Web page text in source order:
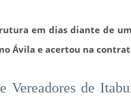
em dias diante de
Ávila e acertou na
Vereadores de